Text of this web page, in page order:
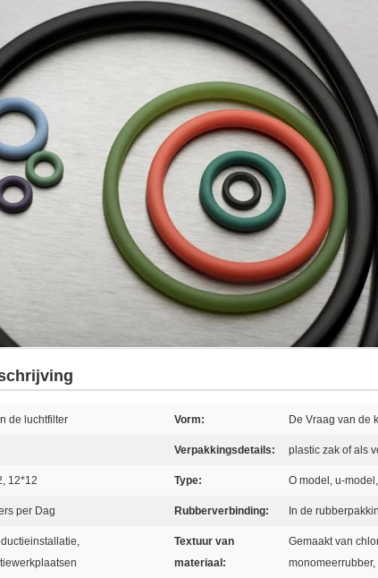
de luchtfilter Vorm: De Vraag van de
Verpakkingsdetails: plastic zak of als
12*12 Type: O model, u-
per Dag Rubberverbinding: In de
Textuur van
materiaal:
Gemaakt van